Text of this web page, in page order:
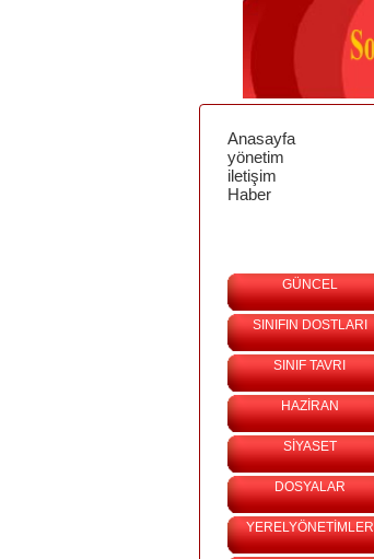
Anasayfa
yönetim
iletişim
Haber
GÜNCEL
SINIFIN DOSTLARI
SINIF TAVRI
HAZİRAN
SİYASET
DOSYALAR
YERELYÖNETİMLER